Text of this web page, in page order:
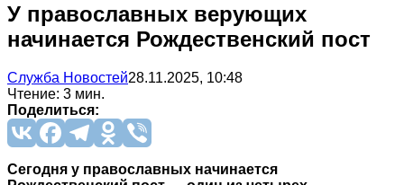
У православных верующих
начинается Рождественский пост
Служба Новостей28.11.2025, 10:48
Чтение: 3 мин.
Поделиться:
Сегодня у православных начинается